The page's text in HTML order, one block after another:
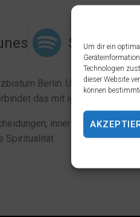
Um dir ein
Technologien
dieser Website
können
Spotify
Berlin. Und als solche
das mit ignatianischer
innere Stimmigkeit,
Spiritualität.